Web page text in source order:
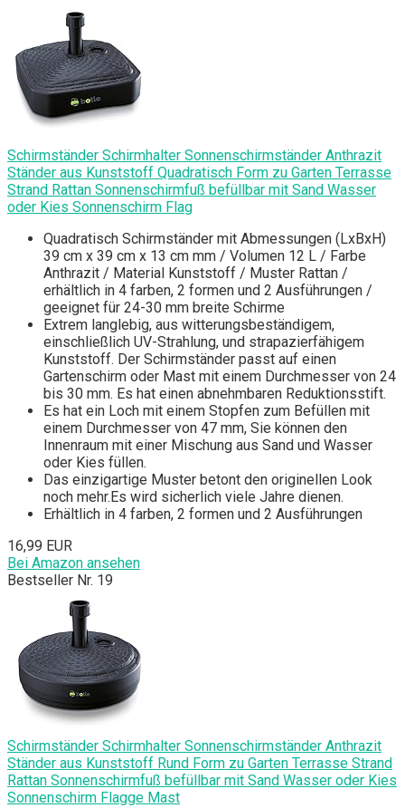
Schirmständer Schirmhalter Sonnenschirmständer Anthrazit
Ständer aus Kunststoff Quadratisch Form zu Garten Terrasse
Strand Rattan Sonnenschirmfuß befüllbar mit Sand Wasser
oder Kies Sonnenschirm Flag
Quadratisch Schirmständer mit Abmessungen (LxBxH)
39 cm x 39 cm x 13 cm mm / Volumen 12 L / Farbe
Anthrazit / Material Kunststoff / Muster Rattan /
erhältlich in 4 farben, 2 formen und 2 Ausführungen /
geeignet für 24-30 mm breite Schirme
Extrem langlebig, aus witterungsbeständigem,
einschließlich UV-Strahlung, und strapazierfähigem
Kunststoff. Der Schirmständer passt auf einen
Gartenschirm oder Mast mit einem Durchmesser von 24
bis 30 mm. Es hat einen abnehmbaren Reduktionsstift.
Es hat ein Loch mit einem Stopfen zum Befüllen mit
einem Durchmesser von 47 mm, Sie können den
Innenraum mit einer Mischung aus Sand und Wasser
oder Kies füllen.
Das einzigartige Muster betont den originellen Look
noch mehr.Es wird sicherlich viele Jahre dienen.
Erhältlich in 4 farben, 2 formen und 2 Ausführungen
16,99 EUR
Bei Amazon ansehen
Bestseller Nr. 19
Schirmständer Schirmhalter Sonnenschirmständer Anthrazit
Ständer aus Kunststoff Rund Form zu Garten Terrasse Strand
Rattan Sonnenschirmfuß befüllbar mit Sand Wasser oder Kies
Sonnenschirm Flagge Mast